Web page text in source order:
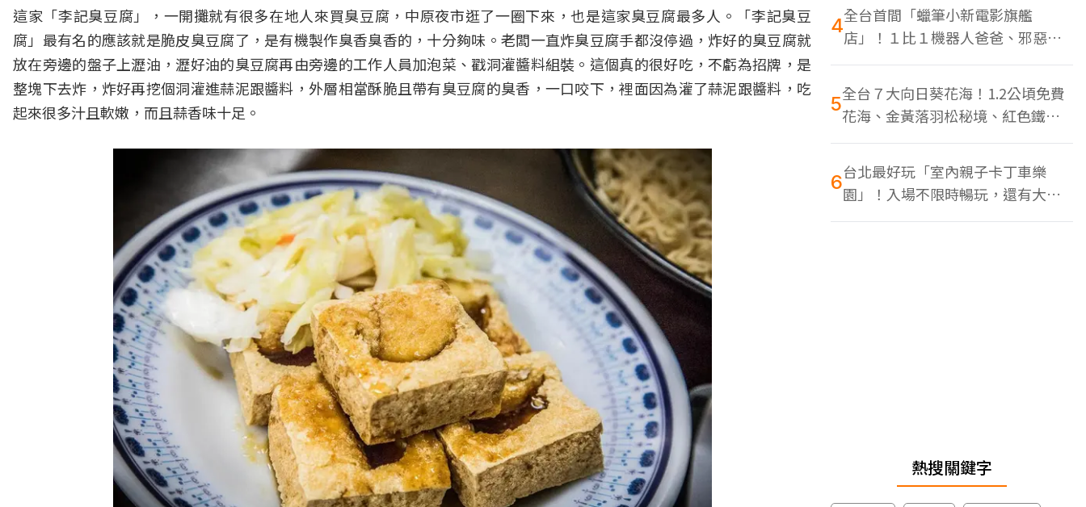
這家「李記臭豆腐」，一開攤就有很多在地人來買臭豆腐，中原夜市逛了一圈下來，也是這家臭豆腐最多人。「李記臭豆
腐」最有名的應該就是脆皮臭豆腐了，是有機製作臭香臭香的，十分夠味。老闆一直炸臭豆腐手都沒停過，炸好的臭豆腐就
放在旁邊的盤子上瀝油，瀝好油的臭豆腐再由旁邊的工作人員加泡菜、戳洞灌醬料組裝。這個真的很好吃，不虧為招牌，是
整塊下去炸，炸好再挖個洞灌進蒜泥跟醬料，外層相當酥脆且帶有臭豆腐的臭香，一口咬下，裡面因為灌了蒜泥跟醬料，吃
起來很多汁且軟嫩，而且蒜香味十足。
4全台首間「蠟筆小新電影旗艦
店」！１比１機器人爸爸、邪惡正
男，百款周邊買翻
5全台７大向日葵花海！1.2公頃免費
花海、金黃落羽松秘境、紅色鐵橋
同框
6台北最好玩「室內親子卡丁車樂
園」！入場不限時暢玩，還有大螢
幕Switch遊戲區
熱搜關鍵字